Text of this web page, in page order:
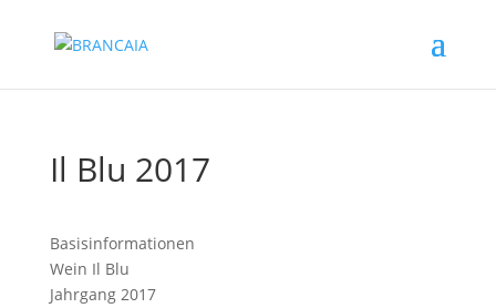
Il Blu 2017
Basisinformationen
Wein Il Blu
Jahrgang2017